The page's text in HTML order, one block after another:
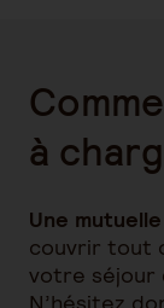
à
Une
couvrir tout
votre séjour